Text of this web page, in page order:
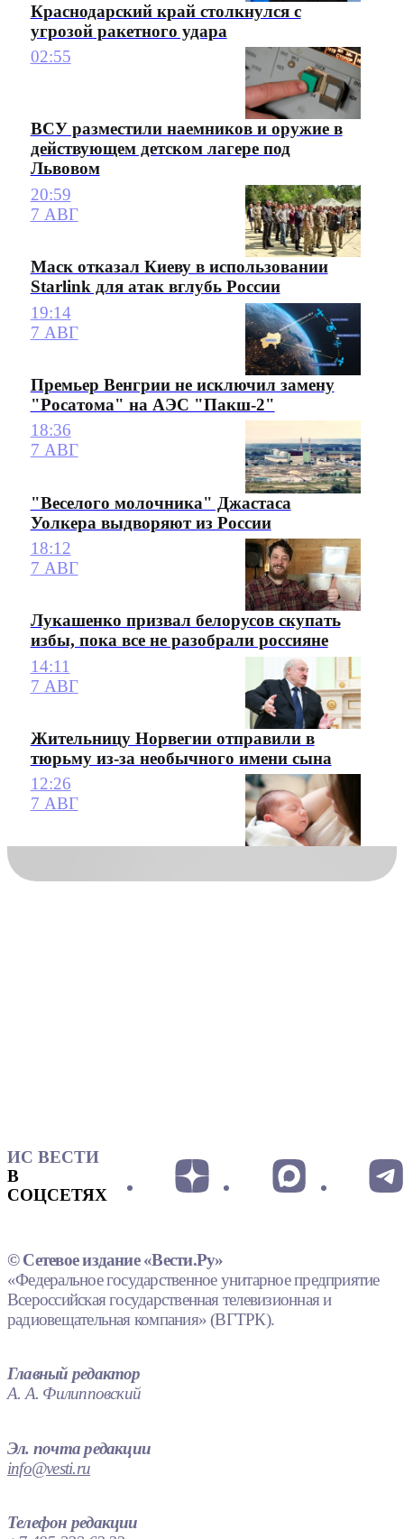
Краснодарский край столкнулся с
угрозой ракетного удара
02:55
ВСУ разместили наемников и оружие в
действующем детском лагере под
Львовом
20:59
7 АВГ
Маск отказал Киеву в использовании
Starlink для атак вглубь России
19:14
7 АВГ
Премьер Венгрии не исключил замену
"Росатома" на АЭС "Пакш-2"
18:36
7 АВГ
"Веселого молочника" Джастаса
Уолкера выдворяют из России
18:12
7 АВГ
Лукашенко призвал белорусов скупать
избы, пока все не разобрали россияне
14:11
7 АВГ
Жительницу Норвегии отправили в
тюрьму из-за необычного имени сына
12:26
7 АВГ
ИС ВЕСТИ
В
СОЦСЕТЯХ
© Сетевое издание «Вести.Ру»
«Федеральное государственное унитарное предприятие
Всероссийская государственная телевизионная и
радиовещательная компания» (ВГТРК).
Главный редактор
А. А. Филипповский
Эл. почта редакции
info@vesti.ru
Телефон редакции